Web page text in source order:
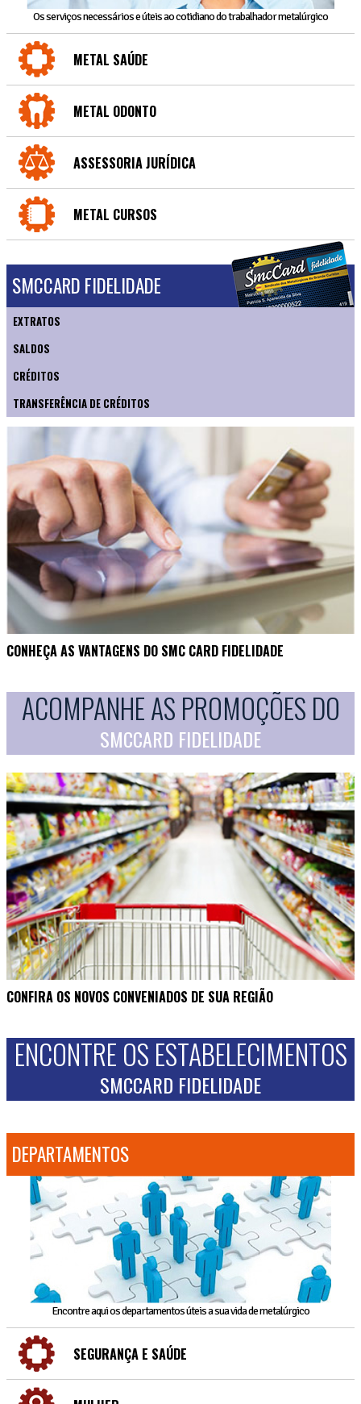
Os serviços necessários e úteis ao cotidiano do trabalhador metalúrgico
METAL SAÚDE
METAL ODONTO
ASSESSORIA JURÍDICA
METAL CURSOS
SMCCARD FIDELIDADE
EXTRATOS
SALDOS
CRÉDITOS
TRANSFERÊNCIA DE CRÉDITOS
CONHEÇA AS VANTAGENS DO SMC CARD FIDELIDADE
ACOMPANHE AS PROMOÇÕES DO
SMCCARD FIDELIDADE
CONFIRA OS NOVOS CONVENIADOS DE SUA REGIÃO
ENCONTRE OS ESTABELECIMENTOS
SMCCARD FIDELIDADE
DEPARTAMENTOS
Encontre aqui os departamentos úteis a sua vida de metalúrgico
SEGURANÇA E SAÚDE